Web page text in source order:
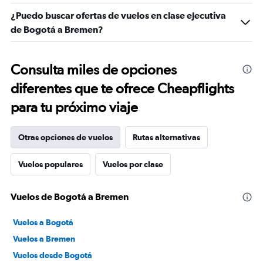
¿Puedo buscar ofertas de vuelos en clase ejecutiva
de Bogotá a Bremen?
Consulta miles de opciones
diferentes que te ofrece Cheapflights
para tu próximo viaje
Otras opciones de vuelos Rutas alternativas
Vuelos populares Vuelos por clase
Vuelos de Bogotá a Bremen
Vuelos a Bogotá
Vuelos a Bremen
Vuelos desde Bogotá